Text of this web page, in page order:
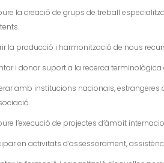
la creació de grups de treball
la producció i harmonització de nous
i donar suport a la recerca
amb institucions nacionals,
l’execució de projectes d’àmbit
en activitats d’assessorament,